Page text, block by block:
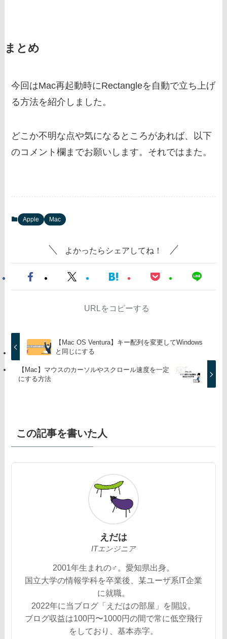
まとめ
今回はMac再起動時にRectangleを自動で立ち上げ
る方法を紹介しました。
どこか不明な点や気になるところがあれば、以下
のコメント欄までお願いします。それではまた。
Apple Mac
よかったらシェアしてね！
URLをコピーする
【Mac OS Ventura】キー配列を変更してWindows
と同じにする
【Mac】マウスのカーソルやスクロール速度を一定
にする方法
この記事を書いた人
えだは
ITエンジニア
2001年生まれの♂。愛知県出身。
国立大学の情報学科を卒業後、某ユーザ系IT企業
に就職。
2022年に当ブログ「えだはの部屋」を開設。
ブログ収益は100円〜1000円の間で常に低空飛行
をしており、基本赤字。